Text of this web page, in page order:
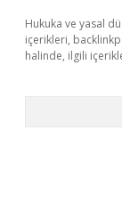
Hukuka ve yasal
içerikleri,
halinde, ilgili